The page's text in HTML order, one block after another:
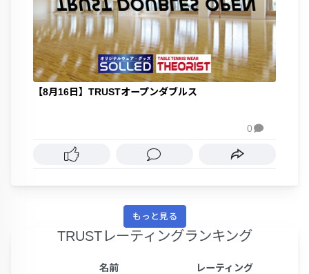
【8月16日】TRUSTオープンダブルス
0
もっと見る
TRUSTレーティングランキング
名前 レーティング